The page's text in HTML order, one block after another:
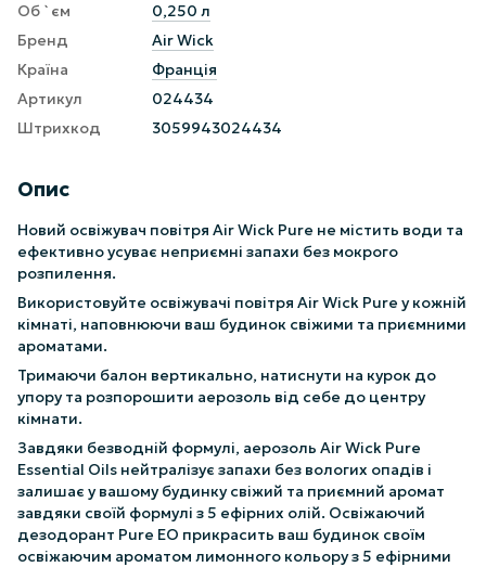
Об `єм
0,250 л
Бренд
Air Wick
Країна
Франція
Артикул
024434
Штрихкод
3059943024434
Опис
Новий освіжувач повітря Air Wick Pure не містить води та
ефективно усуває неприємні запахи без мокрого
розпилення.
Використовуйте освіжувачі повітря Air Wick Pure у кожній
кімнаті, наповнюючи ваш будинок свіжими та приємними
ароматами.
Тримаючи балон вертикально, натиснути на курок до
упору та розпорошити аерозоль від себе до центру
кімнати.
Завдяки безводній формулі, аерозоль Air Wick Pure
Essential Oils нейтралізує запахи без вологих опадів і
залишає у вашому будинку свіжий та приємний аромат
завдяки своїй формулі з 5 ефірних олій. Освіжаючий
дезодорант Pure EO прикрасить ваш будинок своїм
освіжаючим ароматом лимонного кольору з 5 ефірними